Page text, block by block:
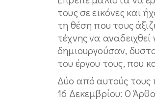
τους σε εικόνες και
τη θέση που τους
τέχνης να
δημιουργούσαν,
του έργου τους, που
Δύο από αυτούς
16 Δεκεμβρίου: Ο